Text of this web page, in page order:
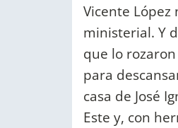
Vicente López
ministerial. Y
que lo
para
casa de José
Este y, con